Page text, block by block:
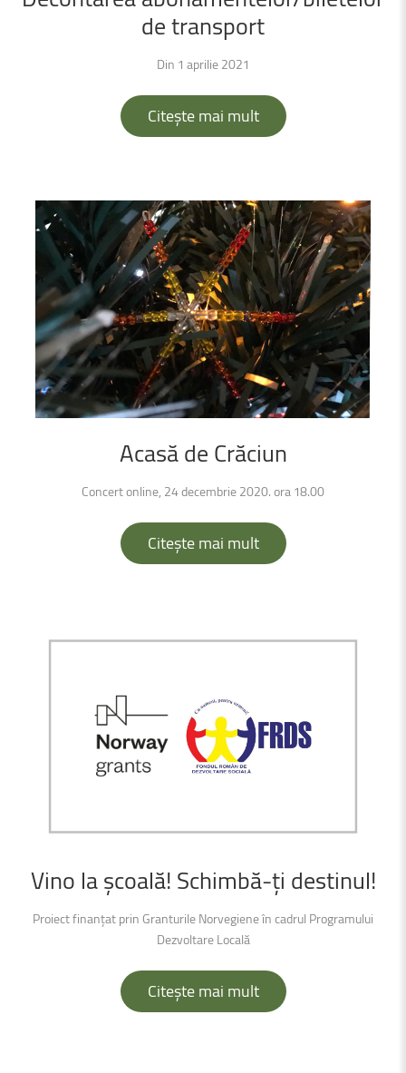
detransport
Din 1 aprilie 2021
Citește mai mult
Acasăde Crăciun
Concert online, 24 decembrie 2020. ora 18.00
Citește mai mult
Vino lașcoală! Schimbă-ți destinul!
Proiect finanțat prin Granturile Norvegiene în cadrul Programului
Dezvoltare Locală
Citește mai mult